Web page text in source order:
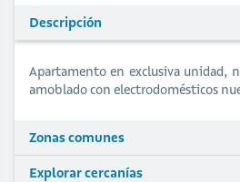
Descripción
Apartamento en exclusiva unidad,
amoblado con electrodomésticos
Zonas comunes
Explorar cercanías